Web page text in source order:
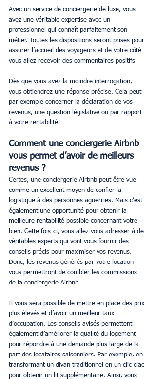
Avec un service de conciergerie de luxe, vous
avez une véritable expertise avec un
professionnel qui connaît parfaitement son
métier. Toutes les dispositions seront prises pour
assurer l’accueil des voyageurs et de votre côté
vous allez recevoir des commentaires positifs.
Dès que vous avez la moindre interrogation,
vous obtiendrez une réponse précise. Cela peut
par exemple concerner la déclaration de vos
revenus, une question législative ou par rapport
à votre rentabilité.
Comment une conciergerie Airbnb
vous permet d’avoir de meilleurs
revenus ?
Certes, une conciergerie Airbnb peut être vue
comme un excellent moyen de confier la
logistique à des personnes aguerries. Mais c’est
également une opportunité pour obtenir la
meilleure rentabilité possible concernant votre
bien. Cette fois-ci, vous allez vous adresser à de
véritables experts qui vont vous fournir des
conseils précis pour maximiser vos revenus.
Donc, les revenus générés par votre location
vous permettront de combler les commissions
de la conciergerie Airbnb.
Il vous sera possible de mettre en place des prix
plus élevés et d’avoir un meilleur taux
d’occupation. Les conseils avisés permettent
également d’améliorer la qualité du logement
pour répondre à une demande plus large de la
part des locataires saisonniers. Par exemple, en
transformant un divan traditionnel en un clic clac
pour obtenir un lit supplémentaire. Ainsi, vous